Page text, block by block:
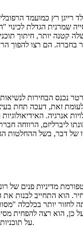
שמרנית הגדלת לכינוי
קטנה יותר, חיתוך
בחברה. הם רצו להפוך
זאת, דעכה תחת
אנרגיה.
ליברליזם, הרווחה
של דבר, בשל ההחלטות
מדיניות פנים של
הוא התחייב לבנות את
לחזור יותר בכלכלה
כן, הוא רצה להפחית
על תוכניות רווחה, עוזב החלטות אלה לארצות הברית.